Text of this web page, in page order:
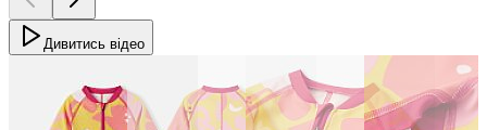
Дивитись відео